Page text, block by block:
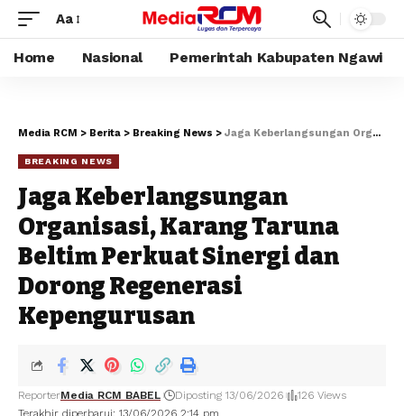
Aa
Home Nasional Pemerintah Kabupaten Ngawi
Media RCM > Berita > Breaking News > Jaga Keberlangsungan Organisasi, Karang Taruna Beltim Perkuat Sinergi dan Dorong Regenerasi Kepengurusan
BREAKING NEWS
Jaga Keberlangsungan
Organisasi, Karang Taruna
Beltim Perkuat Sinergi dan
Dorong Regenerasi
Kepengurusan
Terakhir diperbarui: 13/06/2026 2:14 pm
ReporterMedia RCM BABEL Diposting 13/06/2026 126 Views